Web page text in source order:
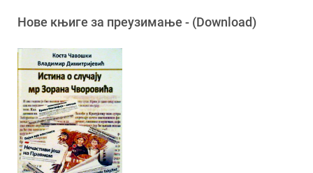
Новe књигe за преузимање - (Download)